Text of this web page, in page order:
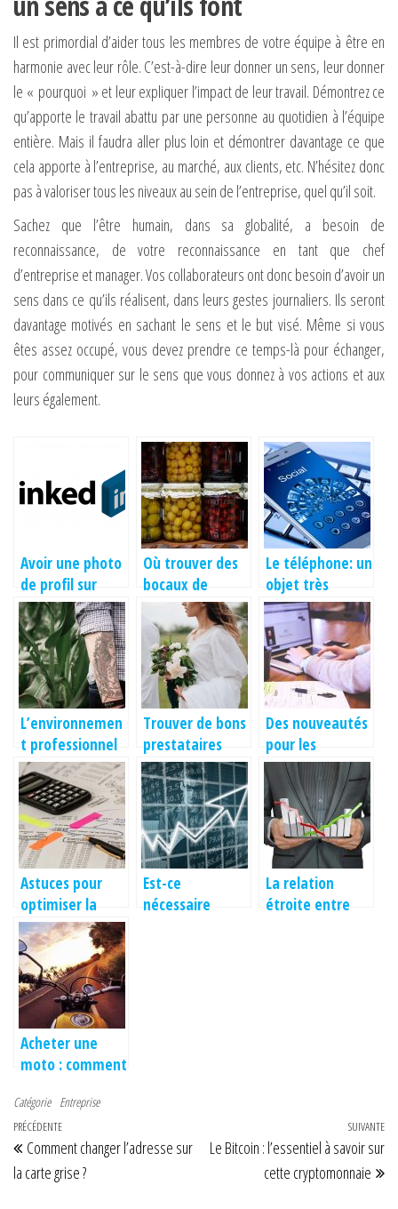
Il est primordial d’aider tous les membres de votre équipe à être en
harmonie avec leur rôle. C’est-à-dire leur donner un sens, leur donner
le « pourquoi » et leur expliquer l’impact de leur travail. Démontrez ce
qu’apporte le travail abattu par une personne au quotidien à l’équipe
entière. Mais il faudra aller plus loin et démontrer davantage ce que
cela apporte à l’entreprise, au marché, aux clients, etc. N’hésitez donc
pas à valoriser tous les niveaux au sein de l’entreprise, quel qu’il soit.
Sachez que l’être humain, dans sa globalité, a besoin de
reconnaissance, de votre reconnaissance en tant que chef
d’entreprise et manager. Vos collaborateurs ont donc besoin d’avoir un
sens dans ce qu’ils réalisent, dans leurs gestes journaliers. Ils seront
davantage motivés en sachant le sens et le but visé. Même si vous
êtes assez occupé, vous devez prendre ce temps-là pour échanger,
pour communiquer sur le sens que vous donnez à vos actions et aux
leurs également.
Avoir une photo
de profil sur
linkedin est ce
vraiment
important ?
Où trouver des
bocaux de
conservation?
Le téléphone: un
objet très
fragile
L’environnemen
t professionnel
et la perception
des tatouages
Trouver de bons
prestataires
pour
l’organisation
de son mariage
Des nouveautés
pour les
annonces
légales avec la
loi PACTE
Astuces pour
optimiser la
fiscalité
Est-ce
nécessaire
La relation
étroite entre
Acheter une
moto : comment
trop de frais ?
Catégorie Entreprise
Navigation de l’article
Article précédent
PRÉCÉDENTE
Comment changer l’adresse sur
la carte grise ?
SUIVANTE
Le Bitcoin : l’essentiel à savoir sur
cette cryptomonnaie